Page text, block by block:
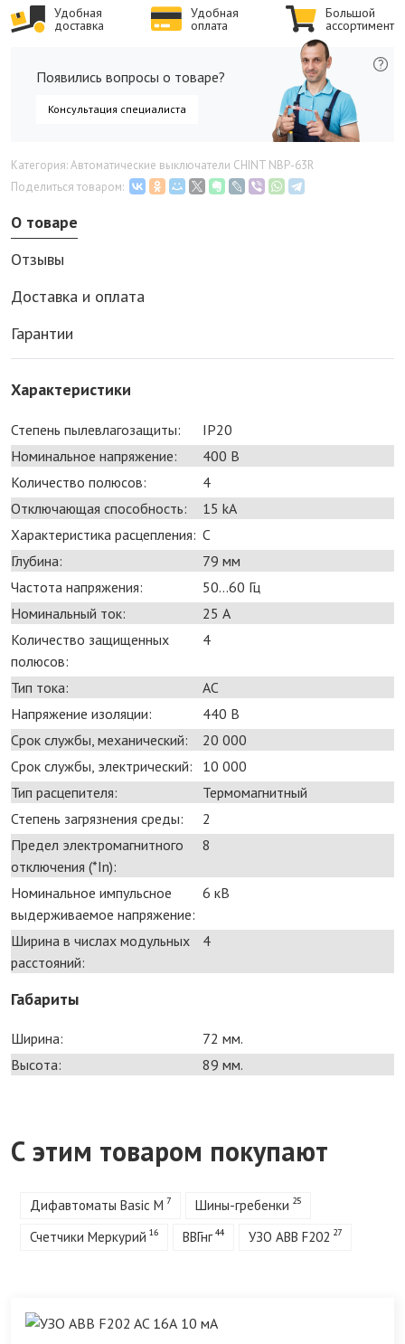
Удобная
доставка
Удобная
оплата
Большой
ассортимент
Появились вопросы о товаре?
Консультация специалиста
Категория: Автоматические выключатели CHINT NBP-63R
Поделиться товаром:
О товаре
Отзывы
Доставка и оплата
Гарантии
Характеристики
Степень пылевлагозащиты:
IP20
Номинальное напряжение:
400 В
Количество полюсов:
4
Отключающая способность:
15 kA
Характеристика расцепления: C
Глубина:
79 мм
Частота напряжения:
50...60 Гц
Номинальный ток:
25 А
Количество защищенных
полюсов:
4
Тип тока:
AC
Напряжение изоляции:
440 В
Срок службы, механический:
20 000
Срок службы, электрический:
10 000
Тип расцепителя:
Термомагнитный
Степень загрязнения среды:
2
Предел электромагнитного
отключения (*In):
8
Номинальное импульсное
выдерживаемое напряжение:
6 кВ
Ширина в числах модульных
расстояний:
4
Габариты
Ширина:
72 мм.
Высота:
89 мм.
С этим товаром покупают
Дифавтоматы Basic M 7 Шины-гребенки 25
Счетчики Меркурий 16 ВВГнг 44 УЗО ABB F202 27